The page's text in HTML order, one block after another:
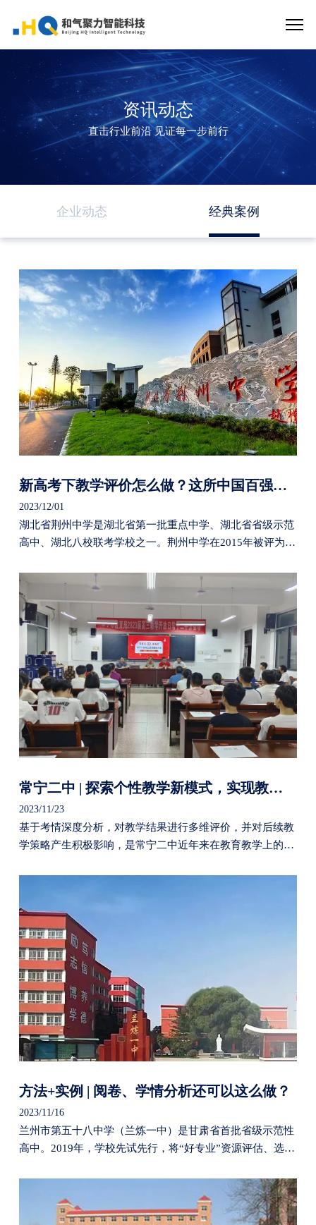
资讯动态
直击行业前沿 见证每一步前行
企业动态 经典案例
新高考下教学评价怎么做？这所中国百强名校有办法
2023/12/01
湖北省荆州中学是湖北省第一批重点中学、湖北省省级示范
高中、湖北八校联考学校之一。荆州中学在2015年被评为中
常宁二中 | 探索个性教学新模式，实现教育教学新发展
2023/11/23
基于考情深度分析，对教学结果进行多维评价，并对后续教
学策略产生积极影响，是常宁二中近年来在教育教学上的一
方法+实例 | 阅卷、学情分析还可以这么做？
2023/11/16
兰州市第五十八中学（兰炼一中）是甘肃省首批省级示范性
高中。2019年，学校先试先行，将“好专业”资源评估、选
的重要帮手。2022年，为进一步提升学校教学管理的针对性
和有效性，学校采用了“好专业”阅卷与精准教学系统和教学
评价系统，定制优化教学与管理策略，辅助学校教育教学工